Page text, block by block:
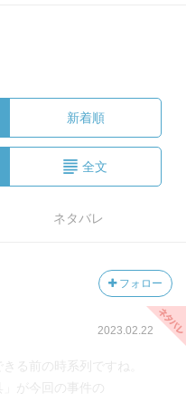
新着順
全文
ネタバレ
フォロー
2023.02.22
る前の時系列ですね。
が今回の事件の